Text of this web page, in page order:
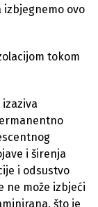
ovo
tokom
i širenja
i odsustvo
ne može izbjeći
što je